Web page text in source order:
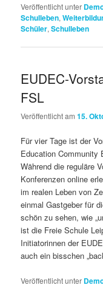
Veröffentlicht unter
Schulleben,
Schüler,Schulleben
EUDEC-
FSL
Veröffentlicht am15.
Für vier Tage ist der
Education Community
Während die reguläre
Konferenzen online
im realen Leben von
einmal Gastgeber für
schön zu sehen, wie
ist die Freie Schule
Initiatorinnen der
auch ein bisschen
Veröffentlicht unter